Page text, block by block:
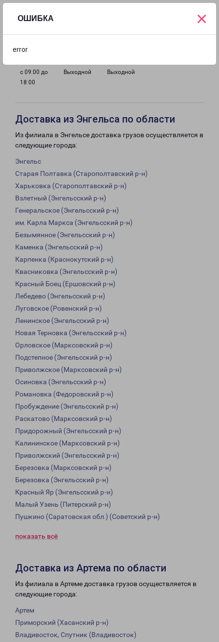
ОШИБКА
error
×
с 09:00 до
18:00
Выходной Выходной
Доставка из Энгельса по области
Из филиала в Энгельсе доставка грузов осуществляется в
следующие города:
Энгельс
Старая Полтавка (Старополтавский р-н)
Харьковка (Старополтавский р-н)
Взлетный (Энгельсский р-н)
Генеральское (Энгельсский р-н)
им. Карла Маркса (Энгельсский р-н)
Безымянное (Энгельсский р-н)
Каменка (Энгельсский р-н)
Карпенка (Краснокутский р-н)
Квасниковка (Энгельсский р-н)
Красный Боец (Ершовский р-н)
Лебедево (Энгельсский р-н)
Луговское (Ровенский р-н)
Ленинское (Энгельсский р-н)
Новая Терновка (Энгельсский р-н)
Орловское (Марксовский р-н)
Подстепное (Энгельсский р-н)
Приволжское (Марксовский р-н)
Осиновка (Энгельсский р-н)
Романовка (Федоровский р-н)
Пробуждение (Энгельсский р-н)
Раскатово (Марксовский р-н)
Придорожный (Энгельсский р-н)
Калининское (Марксовский р-н)
Приволжский (Энгельсский р-н)
Березовка (Марксовский р-н)
Березовка (Энгельсский р-н)
Красный Яр (Энгельсский р-н)
Малый Узень (Питерский р-н)
Пушкино (Саратовская обл.) (Советский р-н)
показать всё
Доставка из Артема по области
Из филиала в Артеме доставка грузов осуществляется в
следующие города:
Артем
Приморский (Хасанский р-н)
Владивосток, Спутник (Владивосток)